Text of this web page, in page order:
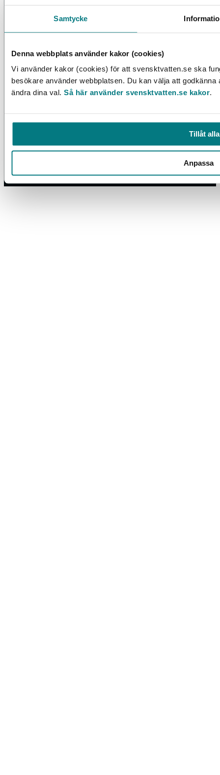
Samtycke
Denna webbplats använder kakor (cookies)
Vi använder kakor (cookies) för att svensktvatten.se ska
besökare använder webbplatsen. Du kan välja att
ändra dina val. Så här använder svensktvatten.se kakor.
Tillåt alla
Anpassa
Box 14057, 167 14 Bromma, Tel. 08-506 002 00
svensktvatten@svensktvatten.se